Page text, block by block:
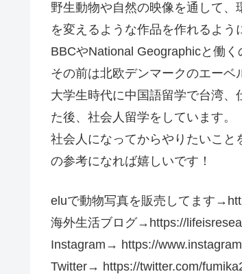
野生動物や自然の映像を通して
を変えるような作品を作れるよう
BBCやNational Geographicと働く
その前は北欧デンマークのエーベ
大学生時代に中国語留学で台湾
た後、社会人留学をしています。
社会人になってからやりたいこ
の参考になれば嬉しいです！
eluで動物写真を販売してます
海外生活ブログ→https://
Instagram→ https://
Twitter→ https://twitter.com/